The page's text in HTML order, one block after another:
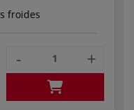
froides
- +